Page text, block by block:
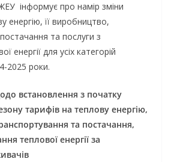
інформує про намір зміни
енергію, її виробництво,
та послуги з
енергії для усіх категорій
2025 роки.
встановлення з початку
тарифів на теплову енергію,
та постачання,
теплової енергії за